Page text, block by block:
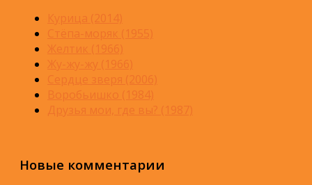
Курица (2014)
Стёпа-моряк (1955)
Желтик (1966)
Жу-жу-жу (1966)
Сердце зверя (2006)
Воробьишко (1984)
Друзья мои, где вы? (1987)
Новые комментарии